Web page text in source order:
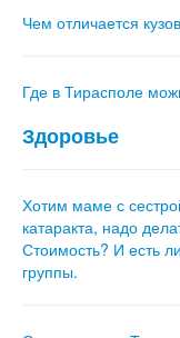
Чем отличается
Где в Тирасполе
Здоровье
Хотим маме с
катаракта, надо
Стоимость? И есть
группы.